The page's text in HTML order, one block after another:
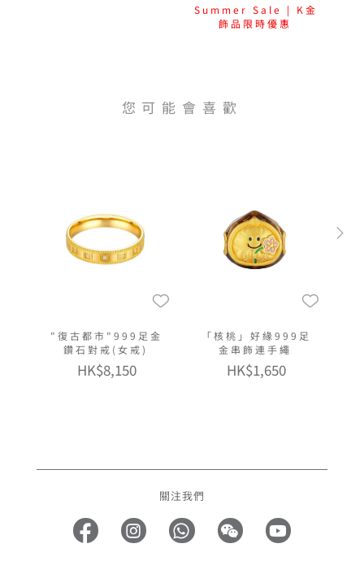
Summer Sale | K金
飾品限時優惠
您可能會喜歡
"復古都市"999足金
鑽石對戒(女戒)
HK$8,150
「核桃」好緣999足
金串飾連手繩
HK$1,650
關注我們